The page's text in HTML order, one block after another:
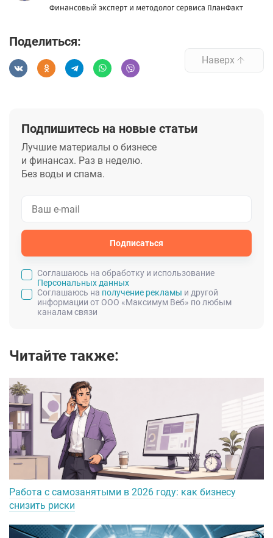
Финансовый эксперт и методолог сервиса ПланФакт
Поделиться:
Наверх
Подпишитесь на новые статьи
Лучшие материалы о бизнесе
и финансах. Раз в неделю.
Без воды и спама.
Подписаться
Cоглашаюсь на обработку и использование
Персональных данных
Соглашаюсь на получение рекламы и другой
информации от ООО «Максимум Веб» по любым
каналам связи
Читайте также:
Работа с самозанятыми в 2026 году: как бизнесу
снизить риски